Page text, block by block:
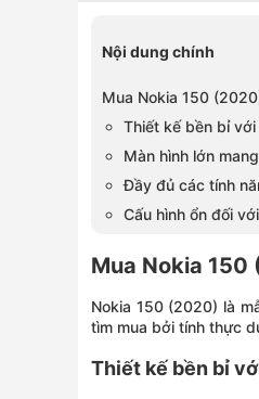
Nội dung chính
Mua Nokia 150
Thiết kế bền bỉ
Màn hình lớn
Đầy đủ các tính
Cấu hình ổn đối
Mua Nokia 150
Nokia 150 (2020) là
tìm mua bởi tính thực
Thiết kế bền bỉ